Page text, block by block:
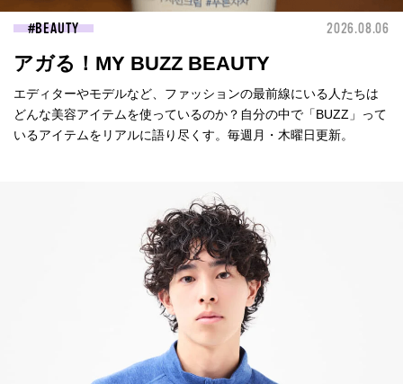
BEAUTY 2026.08.06
アガる！MY BUZZ BEAUTY
エディターやモデルなど、ファッションの最前線にいる人たちは
どんな美容アイテムを使っているのか？自分の中で「BUZZ」って
いるアイテムをリアルに語り尽くす。毎週月・木曜日更新。